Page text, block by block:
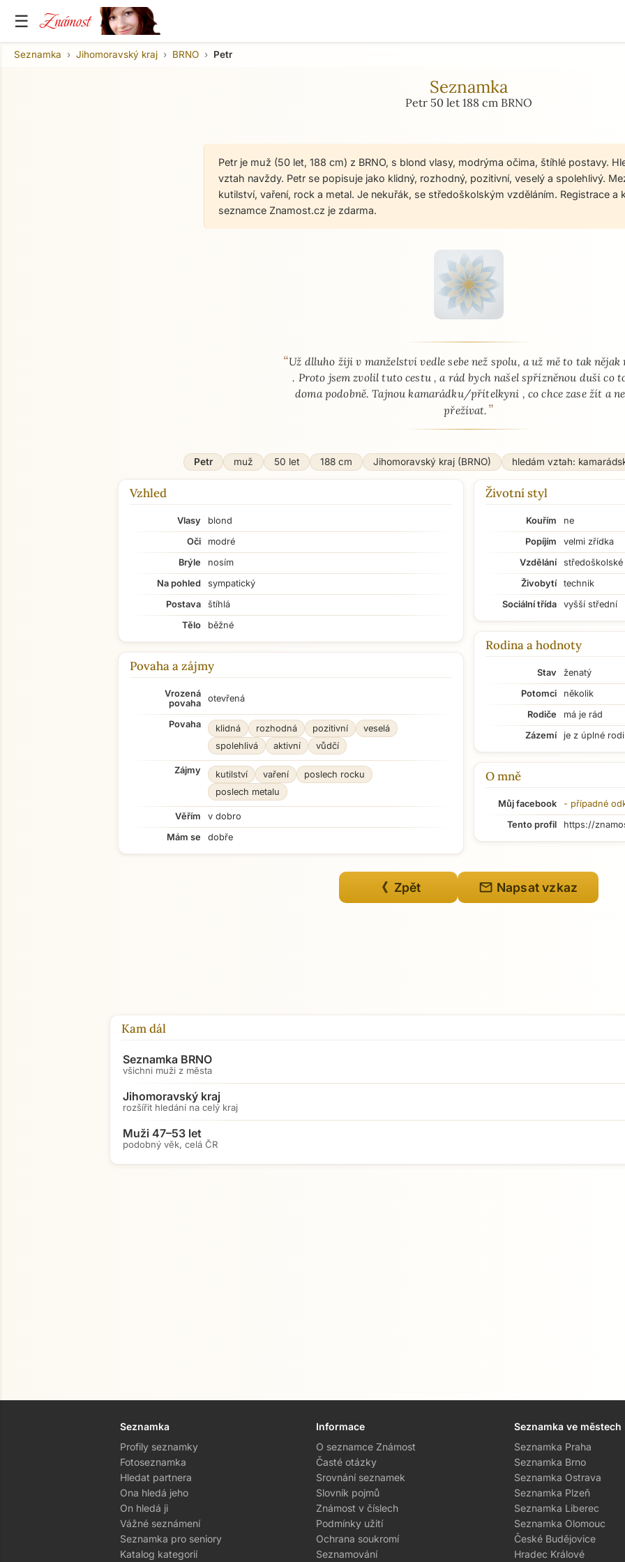
Přejít na hlavní obsah
☰ Známost
Seznamka Jihomoravský kraj BRNO Petr
Seznamka
Petr 50 let 188 cm BRNO
Petr je muž (50 let, 188 cm) z BRNO, s blond vlasy, modrýma očima, štíhlé postavy.
vztah navždy. Petr se popisuje jako klidný, rozhodný, pozitivní, veselý a spolehlivý.
kutilství, vaření, rock a metal. Je nekuřák, se středoškolským vzděláním. Registrace a
seznamce Znamost.cz je zdarma.
O mně - seznamka profil
“Už dlluho žiji v manželství vedle sebe než spolu, a už mě to tak nějak
. Proto jsem zvolil tuto cestu , a rád bych našel spřízněnou duši co
doma podobně. Tajnou kamarádku/přítelkyni , co chce zase žít a
přežívat. ”
Petr muž 50 let 188 cm Jihomoravský kraj (BRNO) hledám vztah:
Vzhled
Vlasy
blond
Oči
modré
Brýle
nosím
Na pohled
sympatický
Postava
štíhlá
Tělo
běžné
Povaha a zájmy
Vrozená
povaha
otevřená
Povaha klidná rozhodná pozitivní
veselá
spolehlivá
aktivní vůdčí
Zájmy kutilství vaření
poslech rocku
poslech metalu
Věřím
v dobro
Mám se
dobře
Životní styl
Kouřím
ne
Popíjím
velmi zřídka
Vzdělání
středoškolské
Živobytí
technik
Sociální třída
vyšší střední
Rodina a hodnoty
Stav
ženatý
Potomci
několik
Rodiče
má je rád
Zázemí
je z úplné
O mně
Můj facebook - případné
Tento profil
https://
《 Zpět mail Napsat vzkaz
Kam dál
Seznamka BRNO
všichni muži z města
Jihomoravský kraj
rozšířit hledání na celý kraj
Muži 47–53 let
podobný věk, celá ČR
Seznamka
Profily seznamky
Fotoseznamka
Hledat partnera
Ona hledá jeho
On hledá ji
Vážné seznámení
Seznamka pro seniory
Katalog kategorií
Informace
O seznamce Známost
Časté otázky
Srovnání seznamek
Slovník pojmů
Známost v číslech
Podmínky užití
Ochrana soukromí
Seznamování
Seznamka ve městech
Seznamka Praha
Seznamka Brno
Seznamka Ostrava
Seznamka Plzeň
Seznamka Liberec
Seznamka Olomouc
České Budějovice
Hradec Králové